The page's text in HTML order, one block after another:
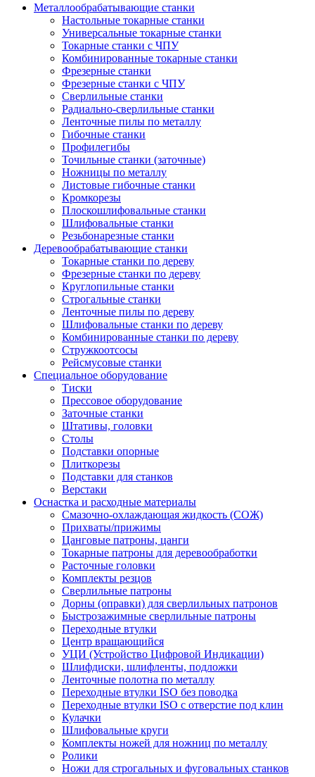
Металлообрабатывающие станки
Настольные токарные станки
Универсальные токарные станки
Токарные станки с ЧПУ
Комбинированные токарные станки
Фрезерные станки
Фрезерные станки с ЧПУ
Сверлильные станки
Радиально-сверлильные станки
Ленточные пилы по металлу
Гибочные станки
Профилегибы
Точильные станки (заточные)
Ножницы по металлу
Листовые гибочные станки
Кромкорезы
Плоскошлифовальные станки
Шлифовальные станки
Резьбонарезные станки
Деревообрабатывающие станки
Токарные станки по дереву
Фрезерные станки по дереву
Круглопильные станки
Строгальные станки
Ленточные пилы по дереву
Шлифовальные станки по дереву
Комбинированные станки по дереву
Стружкоотсосы
Рейсмусовые станки
Специальное оборудование
Тиски
Прессовое оборудование
Заточные станки
Штативы, головки
Столы
Подставки опорные
Плиткорезы
Подставки для станков
Верстаки
Оснастка и расходные материалы
Смазочно-охлаждающая жидкость (СОЖ)
Прихваты/прижимы
Цанговые патроны, цанги
Токарные патроны для деревообработки
Расточные головки
Комплекты резцов
Сверлильные патроны
Дорны (оправки) для сверлильных патронов
Быстрозажимные сверлильные патроны
Переходные втулки
Центр вращающийся
УЦИ (Устройство Цифровой Индикации)
Шлифдиски, шлифленты, подложки
Ленточные полотна по металлу
Переходные втулки ISO без поводка
Переходные втулки ISO с отверстие под клин
Кулачки
Шлифовальные круги
Комплекты ножей для ножниц по металлу
Ролики
Ножи для строгальных и фуговальных станков